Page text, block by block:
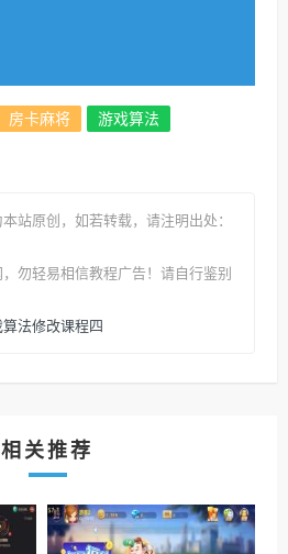
房卡麻将 游戏算法
站原创 ，如若转载，请注明出处：
勿轻易相信教程广告！请自行鉴别
法修改课程四
相关推荐